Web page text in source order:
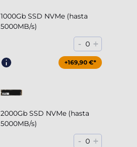
1000Gb SSD NVMe (hasta
5000MB/s)
- 0 +
+169,90 €*
2000Gb SSD NVMe (hasta
5000MB/s)
- 0 +